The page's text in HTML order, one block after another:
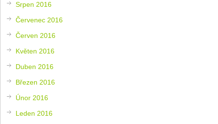
Srpen 2016
Červenec 2016
Červen 2016
Květen 2016
Duben 2016
Březen 2016
Únor 2016
Leden 2016